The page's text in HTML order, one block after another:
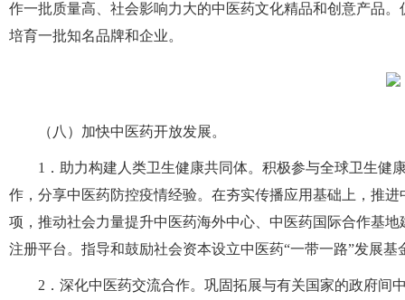
作一批质量高、社会影响力大的中医药文化精品和创意产品
培育一批知名品牌和企业。
（八）加快中医药开放发展。
1．助力构建人类卫生健康共同体。积极参与全球卫生健
作，分享中医药防控疫情经验。在夯实传播应用基础上，推
项，推动社会力量提升中医药海外中心、中医药国际合作基
注册平台。指导和鼓励社会资本设立中医药“一带一路”发展
2．深化中医药交流合作。巩固拓展与有关国家的政府间